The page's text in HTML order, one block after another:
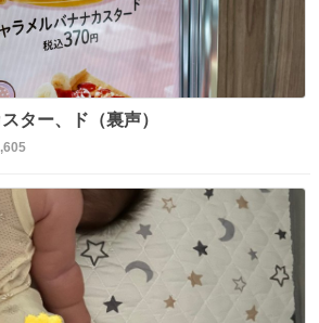
ター、ド（裏声）